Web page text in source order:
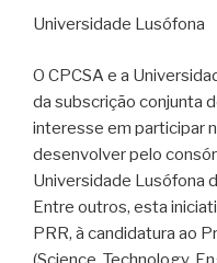
Universidade Lusófona
O CPCSA e a
da subscrição conjunta
interesse em participar
desenvolver pelo
Universidade Lusófona
Entre outros, esta
PRR, à candidatura ao